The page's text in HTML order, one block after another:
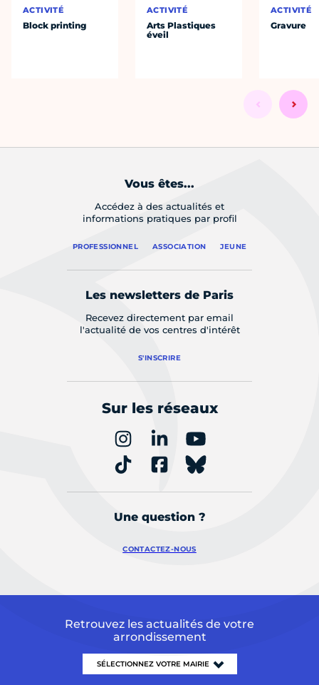
ACTIVITÉ
Block printing
ACTIVITÉ
Arts Plastiques
éveil
ACTIVITÉ
Gravure
Vous êtes...
Accédez à des actualités et
informations pratiques par profil
PROFESSIONNEL ASSOCIATION JEUNE
Les newsletters de Paris
Recevez directement par email
l'actualité de vos centres d'intérêt
S'INSCRIRE
Sur les réseaux
Une question ?
CONTACTEZ-NOUS
Retrouvez les actualités de votre
arrondissement